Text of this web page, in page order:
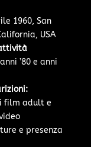
1960, San
USA
’80 e anni
film adult e
e presenza